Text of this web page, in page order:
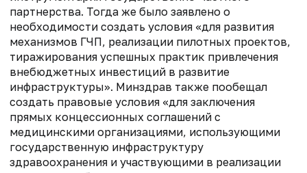
партнерства. Тогда же было заявлено о
необходимости создать условия «для развития
механизмов ГЧП, реализации пилотных проектов,
тиражирования успешных практик привлечения
внебюджетных инвестиций в развитие
инфраструктуры». Минздрав также пообещал
создать правовые условия «для заключения
прямых концессионных соглашений с
медицинскими организациями, использующими
государственную инфраструктуру
здравоохранения и участвующими в реализации